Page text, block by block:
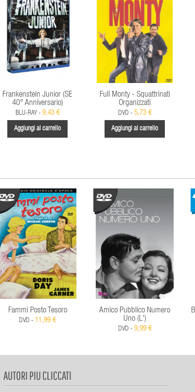
Frankenstein Junior (SE
40° Anniversario)
BLU-RAY - 9,43 €
Aggiungi al carrello
Full Monty - Squattrinati
Organizzati
DVD - 5,73 €
Aggiungi al carrello
Fammi Posto Tesoro
DVD - 11,99 €
Amico Pubblico Numero
Uno (L')
DVD - 9,99 €
AUTORI PIU CLICCATI